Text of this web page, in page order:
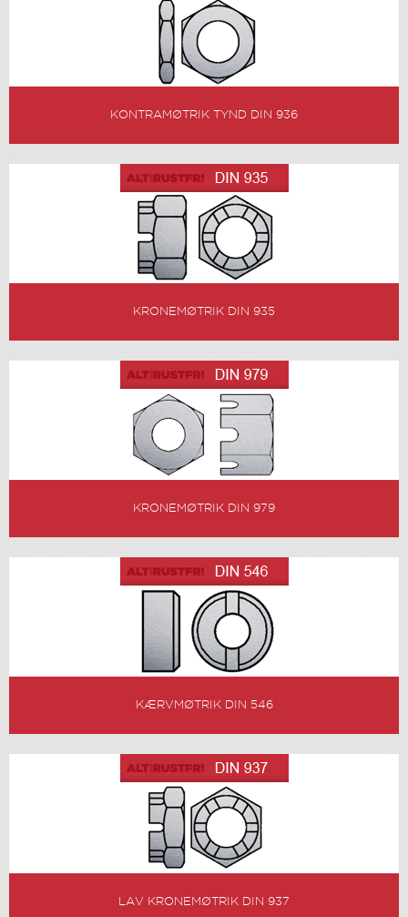
KONTRAMØTRIK TYND DIN 936
KRONEMØTRIK DIN 935
KRONEMØTRIK DIN 979
KÆRVMØTRIK DIN 546
LAV KRONEMØTRIK DIN 937